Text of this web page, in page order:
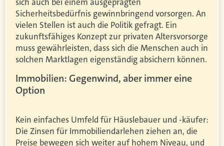
Sicherheitsbedürfnis gewinnbringend vorsorgen. An
vielen Stellen ist auch die Politik gefragt. Ein
zukunftsfähiges Konzept zur privaten Altersvorsorge
muss gewährleisten, dass sich die Menschen auch in
solchen Marktlagen eigenständig absichern können.
Immobilien: Gegenwind, aber immer eine
Option
Kein einfaches Umfeld für Häuslebauer und -käufer:
Die Zinsen für Immobiliendarlehen ziehen an, die
Preise bewegen sich weiter auf hohem Niveau, und